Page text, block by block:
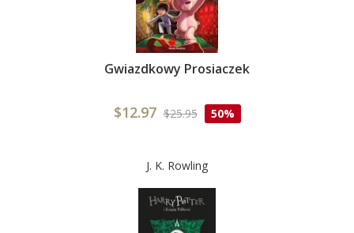
Gwiazdkowy Prosiaczek
$12.97 $25.95 50%
J. K. Rowling